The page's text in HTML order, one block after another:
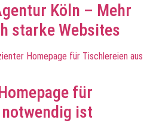
Köln – Mehr
starke Websites
für
ist